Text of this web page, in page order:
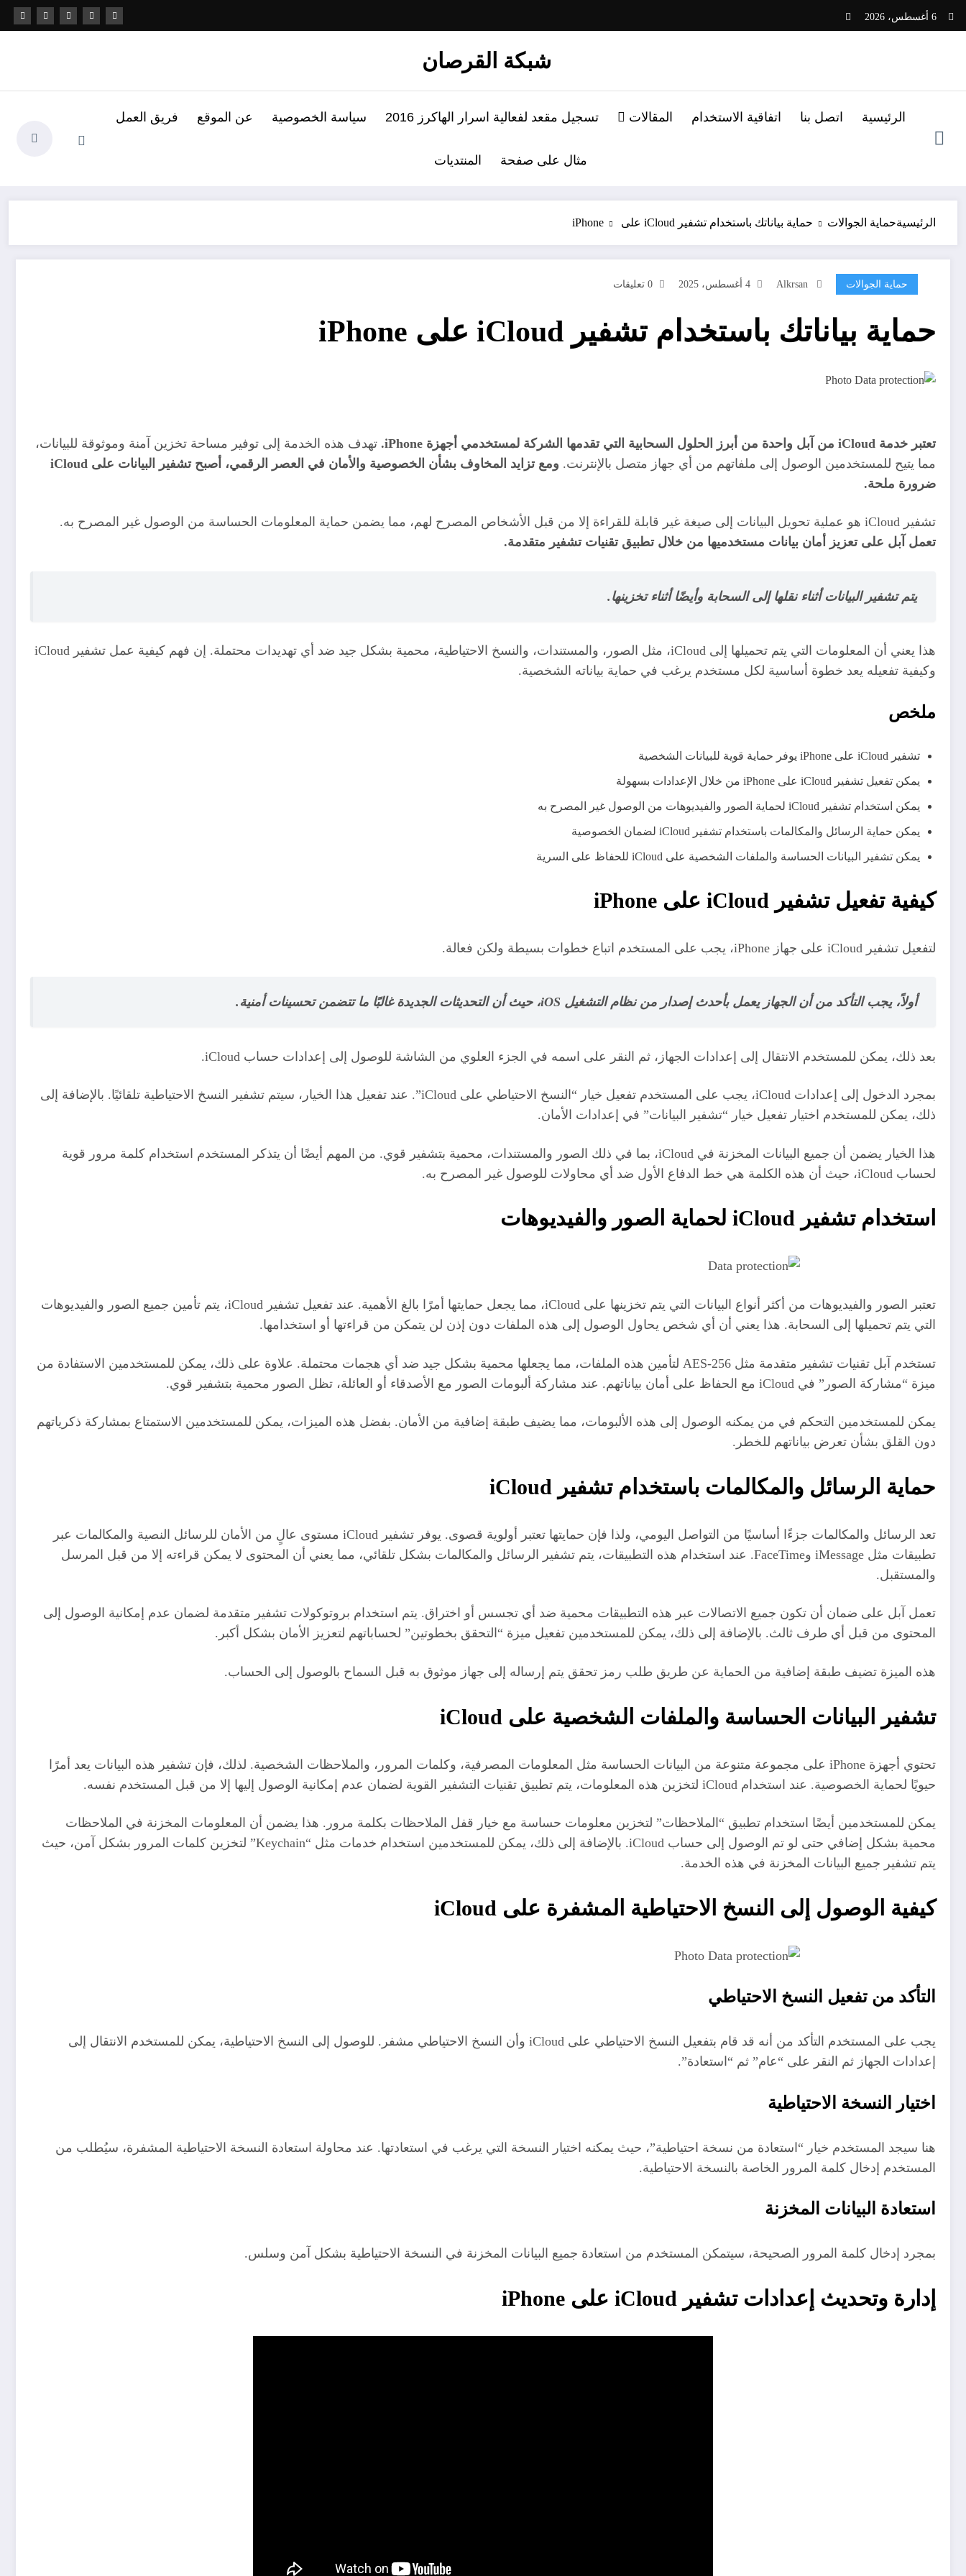
6 أغسطس، 2026
شبكة القرصان
الرئيسية اتصل بنا اتفاقية الاستخدام المقالات تسجيل مقعد لفعالية اسرار الهاكرز 2016 سياسة الخصوصية عن الموقع فريق العمل
مثال على صفحة المنتديات
الرئيسيةحماية الجوالات حماية بياناتك باستخدام تشفير iCloud على iPhone
حماية الجوالات Alkrsan 4 أغسطس، 2025 0 تعليقات
حماية بياناتك باستخدام تشفير iCloud على iPhone
تعتبر خدمة iCloud من آبل واحدة من أبرز الحلول السحابية التي تقدمها الشركة لمستخدمي أجهزة iPhone.
تهدف هذه الخدمة إلى توفير مساحة تخزين آمنة وموثوقة للبيانات،
مما يتيح للمستخدمين الوصول إلى ملفاتهم من أي جهاز متصل بالإنترنت.
ومع تزايد المخاوف بشأن الخصوصية والأمان في العصر الرقمي، أصبح تشفير البيانات على iCloud
ضرورة ملحة.
تشفير iCloud هو عملية تحويل البيانات إلى صيغة غير قابلة للقراءة إلا من قبل الأشخاص المصرح لهم، مما يضمن حماية المعلومات الحساسة من الوصول غير المصرح به.
تعمل آبل على تعزيز أمان بيانات مستخدميها من خلال تطبيق تقنيات تشفير متقدمة.
يتم تشفير البيانات أثناء نقلها إلى السحابة وأيضًا أثناء تخزينها.
هذا يعني أن المعلومات التي يتم تحميلها إلى iCloud، مثل الصور، والمستندات، والنسخ الاحتياطية، محمية بشكل جيد ضد أي تهديدات محتملة. إن فهم كيفية عمل تشفير iCloud
وكيفية تفعيله يعد خطوة أساسية لكل مستخدم يرغب في حماية بياناته الشخصية.
ملخص
تشفير iCloud على iPhone يوفر حماية قوية للبيانات الشخصية
يمكن تفعيل تشفير iCloud على iPhone من خلال الإعدادات بسهولة
يمكن استخدام تشفير iCloud لحماية الصور والفيديوهات من الوصول غير المصرح به
يمكن حماية الرسائل والمكالمات باستخدام تشفير iCloud لضمان الخصوصية
يمكن تشفير البيانات الحساسة والملفات الشخصية على iCloud للحفاظ على السرية
كيفية تفعيل تشفير iCloud على iPhone
لتفعيل تشفير iCloud على جهاز iPhone، يجب على المستخدم اتباع خطوات بسيطة ولكن فعالة.
أولاً، يجب التأكد من أن الجهاز يعمل بأحدث إصدار من نظام التشغيل iOS، حيث أن التحديثات الجديدة غالبًا ما تتضمن تحسينات أمنية.
بعد ذلك، يمكن للمستخدم الانتقال إلى إعدادات الجهاز، ثم النقر على اسمه في الجزء العلوي من الشاشة للوصول إلى إعدادات حساب iCloud.
بمجرد الدخول إلى إعدادات iCloud، يجب على المستخدم تفعيل خيار “النسخ الاحتياطي على iCloud”. عند تفعيل هذا الخيار، سيتم تشفير النسخ الاحتياطية تلقائيًا. بالإضافة إلى
ذلك، يمكن للمستخدم اختيار تفعيل خيار “تشفير البيانات” في إعدادات الأمان.
هذا الخيار يضمن أن جميع البيانات المخزنة في iCloud، بما في ذلك الصور والمستندات، محمية بتشفير قوي. من المهم أيضًا أن يتذكر المستخدم استخدام كلمة مرور قوية
لحساب iCloud، حيث أن هذه الكلمة هي خط الدفاع الأول ضد أي محاولات للوصول غير المصرح به.
استخدام تشفير iCloud لحماية الصور والفيديوهات
تعتبر الصور والفيديوهات من أكثر أنواع البيانات التي يتم تخزينها على iCloud، مما يجعل حمايتها أمرًا بالغ الأهمية. عند تفعيل تشفير iCloud، يتم تأمين جميع الصور والفيديوهات
التي يتم تحميلها إلى السحابة. هذا يعني أن أي شخص يحاول الوصول إلى هذه الملفات دون إذن لن يتمكن من قراءتها أو استخدامها.
تستخدم آبل تقنيات تشفير متقدمة مثل AES-256 لتأمين هذه الملفات، مما يجعلها محمية بشكل جيد ضد أي هجمات محتملة. علاوة على ذلك، يمكن للمستخدمين الاستفادة من
ميزة “مشاركة الصور” في iCloud مع الحفاظ على أمان بياناتهم. عند مشاركة ألبومات الصور مع الأصدقاء أو العائلة، تظل الصور محمية بتشفير قوي.
يمكن للمستخدمين التحكم في من يمكنه الوصول إلى هذه الألبومات، مما يضيف طبقة إضافية من الأمان. بفضل هذه الميزات، يمكن للمستخدمين الاستمتاع بمشاركة ذكرياتهم
دون القلق بشأن تعرض بياناتهم للخطر.
حماية الرسائل والمكالمات باستخدام تشفير iCloud
تعد الرسائل والمكالمات جزءًا أساسيًا من التواصل اليومي، ولذا فإن حمايتها تعتبر أولوية قصوى. يوفر تشفير iCloud مستوى عالٍ من الأمان للرسائل النصية والمكالمات عبر
تطبيقات مثل iMessage وFaceTime. عند استخدام هذه التطبيقات، يتم تشفير الرسائل والمكالمات بشكل تلقائي، مما يعني أن المحتوى لا يمكن قراءته إلا من قبل المرسل
والمستقبل.
تعمل آبل على ضمان أن تكون جميع الاتصالات عبر هذه التطبيقات محمية ضد أي تجسس أو اختراق. يتم استخدام بروتوكولات تشفير متقدمة لضمان عدم إمكانية الوصول إلى
المحتوى من قبل أي طرف ثالث. بالإضافة إلى ذلك، يمكن للمستخدمين تفعيل ميزة “التحقق بخطوتين” لحساباتهم لتعزيز الأمان بشكل أكبر.
هذه الميزة تضيف طبقة إضافية من الحماية عن طريق طلب رمز تحقق يتم إرساله إلى جهاز موثوق به قبل السماح بالوصول إلى الحساب.
تشفير البيانات الحساسة والملفات الشخصية على iCloud
تحتوي أجهزة iPhone على مجموعة متنوعة من البيانات الحساسة مثل المعلومات المصرفية، وكلمات المرور، والملاحظات الشخصية. لذلك، فإن تشفير هذه البيانات يعد أمرًا
حيويًا لحماية الخصوصية. عند استخدام iCloud لتخزين هذه المعلومات، يتم تطبيق تقنيات التشفير القوية لضمان عدم إمكانية الوصول إليها إلا من قبل المستخدم نفسه.
يمكن للمستخدمين أيضًا استخدام تطبيق “الملاحظات” لتخزين معلومات حساسة مع خيار قفل الملاحظات بكلمة مرور. هذا يضمن أن المعلومات المخزنة في الملاحظات
محمية بشكل إضافي حتى لو تم الوصول إلى حساب iCloud. بالإضافة إلى ذلك، يمكن للمستخدمين استخدام خدمات مثل “Keychain” لتخزين كلمات المرور بشكل آمن، حيث
يتم تشفير جميع البيانات المخزنة في هذه الخدمة.
كيفية الوصول إلى النسخ الاحتياطية المشفرة على iCloud
التأكد من تفعيل النسخ الاحتياطي
يجب على المستخدم التأكد من أنه قد قام بتفعيل النسخ الاحتياطي على iCloud وأن النسخ الاحتياطي مشفر. للوصول إلى النسخ الاحتياطية، يمكن للمستخدم الانتقال إلى
إعدادات الجهاز ثم النقر على “عام” ثم “استعادة”.
اختيار النسخة الاحتياطية
هنا سيجد المستخدم خيار “استعادة من نسخة احتياطية”، حيث يمكنه اختيار النسخة التي يرغب في استعادتها. عند محاولة استعادة النسخة الاحتياطية المشفرة، سيُطلب من
المستخدم إدخال كلمة المرور الخاصة بالنسخة الاحتياطية.
استعادة البيانات المخزنة
بمجرد إدخال كلمة المرور الصحيحة، سيتمكن المستخدم من استعادة جميع البيانات المخزنة في النسخة الاحتياطية بشكل آمن وسلس.
إدارة وتحديث إعدادات تشفير iCloud على iPhone